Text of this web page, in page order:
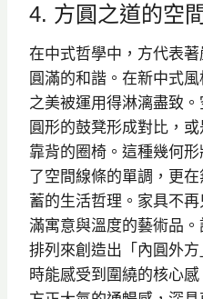
4. 方圓之道的空
在中式哲學中，方代表
圓滿的和諧。在新中式
之美被運用得淋漓盡致
圓形的鼓凳形成對比，
靠背的圈椅。這種幾何
了空間線條的單調，更
蓄的生活哲理。家具不
滿寓意與溫度的藝術品
排列來創造出「內圓外
時能感受到圍繞的核心